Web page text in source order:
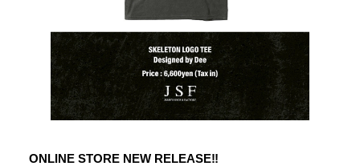
ONLINE STORE NEW RELEASE‼︎